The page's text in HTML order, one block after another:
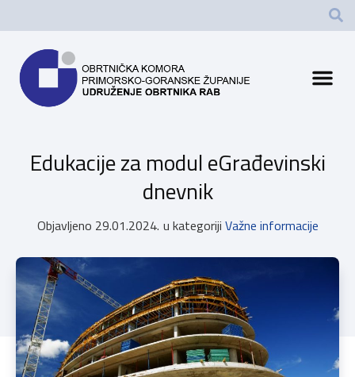
Edukacije za modul eGrađevinski
dnevnik
Objavljeno 29.01.2024. u kategoriji Važne informacije